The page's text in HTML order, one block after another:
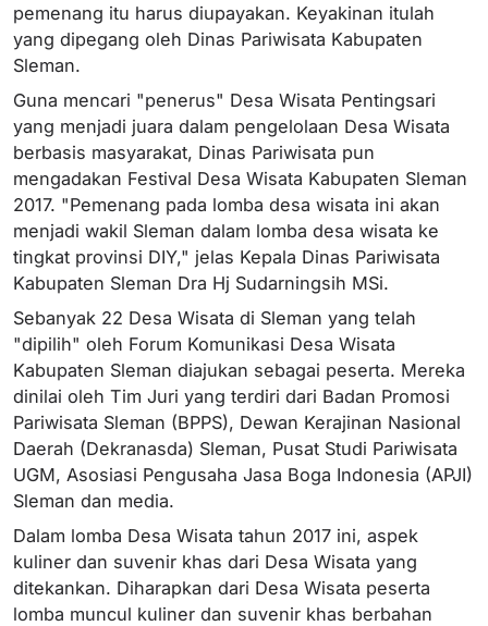
pemenang itu harus diupayakan. Keyakinan itulah
yang dipegang oleh Dinas Pariwisata Kabupaten
Sleman.
Guna mencari "penerus" Desa Wisata Pentingsari
yang menjadi juara dalam pengelolaan Desa Wisata
berbasis masyarakat, Dinas Pariwisata pun
mengadakan Festival Desa Wisata Kabupaten Sleman
2017. "Pemenang pada lomba desa wisata ini akan
menjadi wakil Sleman dalam lomba desa wisata ke
tingkat provinsi DIY," jelas Kepala Dinas Pariwisata
Kabupaten Sleman Dra Hj Sudarningsih MSi.
Sebanyak 22 Desa Wisata di Sleman yang telah
"dipilih" oleh Forum Komunikasi Desa Wisata
Kabupaten Sleman diajukan sebagai peserta. Mereka
dinilai oleh Tim Juri yang terdiri dari Badan Promosi
Pariwisata Sleman (BPPS), Dewan Kerajinan Nasional
Daerah (Dekranasda) Sleman, Pusat Studi Pariwisata
UGM, Asosiasi Pengusaha Jasa Boga Indonesia (APJI)
Sleman dan media.
Dalam lomba Desa Wisata tahun 2017 ini, aspek
kuliner dan suvenir khas dari Desa Wisata yang
ditekankan. Diharapkan dari Desa Wisata peserta
lomba muncul kuliner dan suvenir khas berbahan